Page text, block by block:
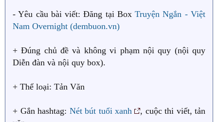
- Yêu cầu bài viết: Đăng tại BoxTruyện Ngắn - Việt
Nam Overnight (dembuon.vn)
+ Đúng chủ đề và không vi phạm nội quy (nội quy
Diễn đàn và nội quy box).
+ Thể loại: Tản Văn
+ Gắn hashtag: Nét bút tuổi xanh
, cuộc thi viết, tản